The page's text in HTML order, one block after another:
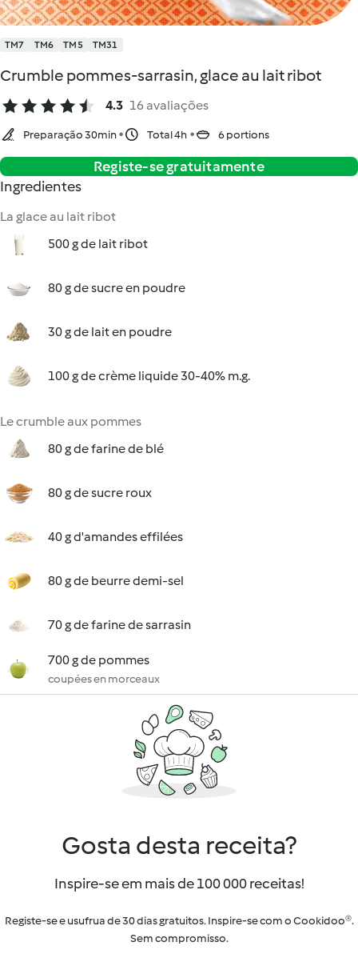
TM7 TM6 TM5 TM31
Crumble pommes-sarrasin, glace au lait ribot
4.3 16 avaliações
Preparação 30min Total 4h 6 portions
Registe-se gratuitamente
Ingredientes
La glace au lait ribot
500 g de lait ribot
80 g de sucre en poudre
30 g de lait en poudre
100 g de crème liquide 30-40% m.g.
Le crumble aux pommes
80 g de farine de blé
80 g de sucre roux
40 g d'amandes effilées
80 g de beurre demi-sel
70 g de farine de sarrasin
700 g de pommes
coupées en morceaux
Gosta desta receita?
Inspire-se em mais de 100 000 receitas!
Registe-se e usufrua de 30 dias gratuitos. Inspire-se com o Cookidoo®.
Sem compromisso.